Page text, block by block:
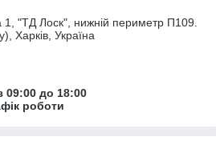
"ТД Лоск", нижній периметр П109.
Харків, Україна
09:00 до 18:00
роботи